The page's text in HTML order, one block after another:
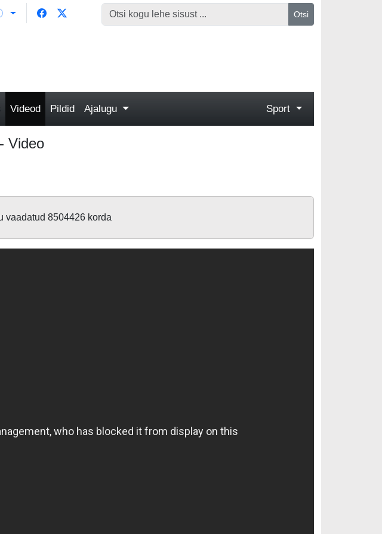
Otsi
Videod Pildid Ajalugu Sport
Video
vaadatud 8504426 korda